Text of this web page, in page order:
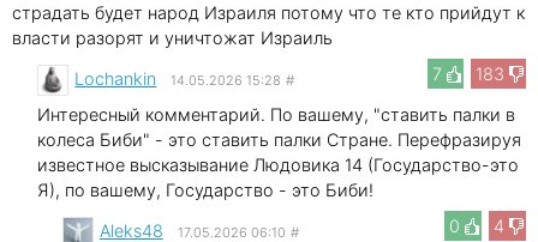
страдать будет народ Израиля потому что те кто прийдут к
власти разорят и уничтожат Израиль
7
183
Lochankin 14.05.2026 15:28 #
Интересный комментарий. По вашему, "ставить палки в
колеса Биби" - это ставить палки Стране. Перефразируя
известное высказывание Людовика 14 (Государство-это
Я), по вашему, Государство - это Биби!
0
4
Aleks48 17.05.2026 06:10 #